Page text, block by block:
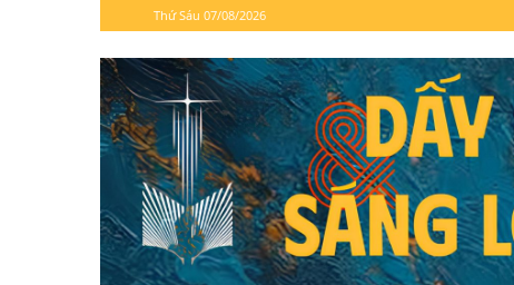
Thứ Sáu 07/08/2026